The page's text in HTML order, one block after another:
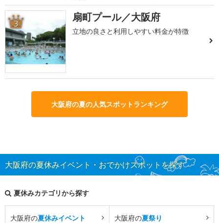
3 扇町プール／大阪府
立地の良さと利用しやすい料金が特徴
大阪府の夏の人気スポットランキング
大阪府の夏休みイベント・おでかけスポットを探す
夏休みカテゴリから探す
大阪府の夏休みイベント 大阪府の夏祭り